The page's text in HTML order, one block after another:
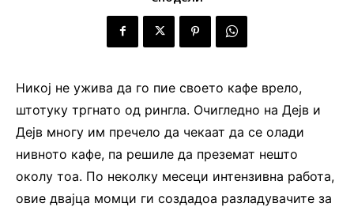
Никој не ужива да го пие своето кафе врело,
штотуку тргнато од рингла. Очигледно на Дејв и
Дејв многу им пречело да чекаат да се олади
нивното кафе, па решиле да преземат нешто
околу тоа. По неколку месеци интензивна работа,
овие двајца момци ги создадоа разладувачите за